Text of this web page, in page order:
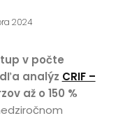
2024
v počte
analýz CRIF –
až o 150 %